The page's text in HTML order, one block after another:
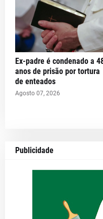
Ex-padre é condenado a
anos de prisão por tortura
de enteados
Agosto 07, 2026
Publicidade